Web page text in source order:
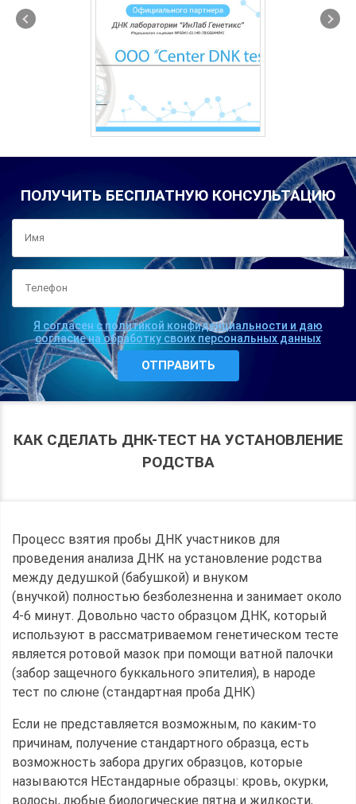
ПОЛУЧИТЬ БЕСПЛАТНУЮ КОНСУЛЬТАЦИЮ
Я согласен с политикой конфиденциальности и даю
согласие на обработку своих персональных данных
КАК СДЕЛАТЬ ДНК-ТЕСТ НА УСТАНОВЛЕНИЕ
РОДСТВА
Процесс взятия пробы ДНК участников для
проведения анализа ДНК на установление родства
между дедушкой (бабушкой) и внуком
(внучкой) полностью безболезненна и занимает около
4-6 минут. Довольно часто образцом ДНК, который
используют в рассматриваемом генетическом тесте
является ротовой мазок при помощи ватной палочки
(забор защечного буккального эпителия), в народе
тест по слюне (стандартная проба ДНК)
Если не представляется возможным, по каким-то
причинам, получение стандартного образца, есть
возможность забора других образцов, которые
называются НЕстандарные образцы: кровь, окурки,
волосы, любые биологические пятна и жидкости,